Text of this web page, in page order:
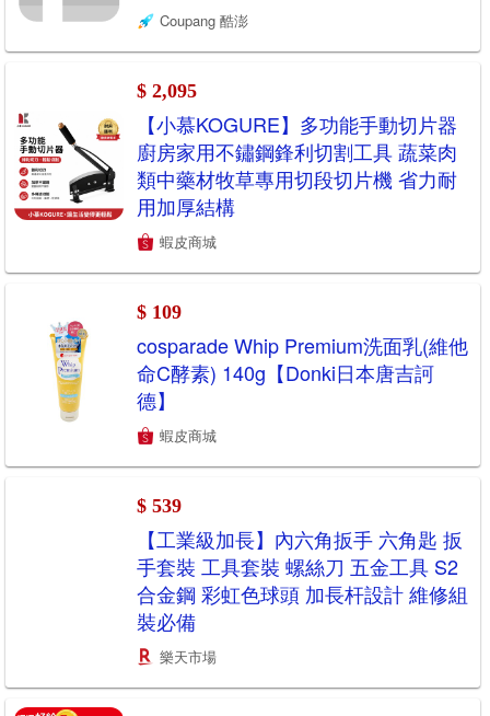
Coupang 酷澎
$ 2,095
【小慕KOGURE】多功能手動切片器
廚房家用不鏽鋼鋒利切割工具 蔬菜肉
類中藥材牧草專用切段切片機 省力耐
用加厚結構
蝦皮商城
$ 109
cosparade Whip Premium洗面乳(維他
命C酵素) 140g【Donki日本唐吉訶
德】
蝦皮商城
$ 539
【工業級加長】內六角扳手 六角匙 扳
手套裝 工具套裝 螺絲刀 五金工具 S2
合金鋼 彩虹色球頭 加長杆設計 維修組
裝必備
樂天市場